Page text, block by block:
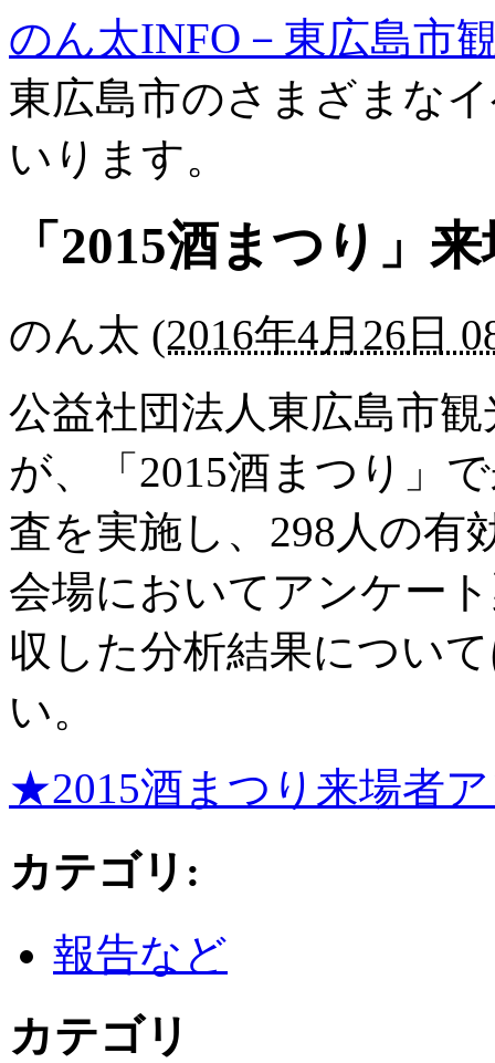
のん太INFO－東広島市
東広島市のさまざまな
いります。
「2015酒まつり」
のん太 (2016年4月26日
公益社団法人東広島市
が、「2015酒まつり」
査を実施し、298人の有
会場においてアンケー
収した分析結果につい
い。
★2015酒まつり来場者
カテゴリ :
報告など
カテゴリ